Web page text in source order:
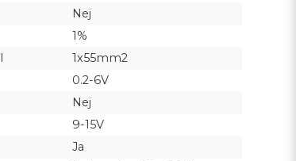
Nej
1%
1x55mm2
0.2-6V
Nej
9-15V
Ja